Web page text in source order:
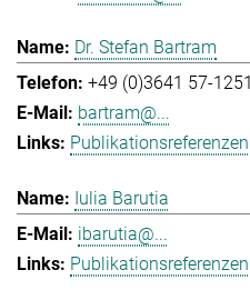
Dr. Stefan Bartram
+49 (0)3641 57-1251
bartram@...
Publikationsreferenzen
Iulia Barutia
ibarutia@...
Publikationsreferenzen